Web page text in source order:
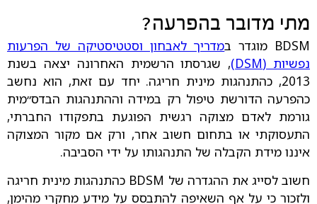
מתי מדובר בהפרעה?
BDSM מוגדר ב
מדריך לאבחון וסטטיסטיקה של הפרעות
נפשיות (DSM)
, שגרסתו הרשמית האחרונה יצאה בשנת
2013, כהתנהגות מינית חריגה. יחד עם זאת, הוא נחשב
כהפרעה הדורשת טיפול רק במידה וההתנהגות הבדס״מית
גורמת לאדם מצוקה רגשית הפוגעת בתפקודו החברתי,
התעסוקתי או בתחום חשוב אחר, ורק אם מקור המצוקה
איננו מידת הקבלה של התנהגותו על ידי הסביבה.
חשוב לסייג את ההגדרה של BDSM כהתנהגות מינית חריגה
ולזכור כי על אף השאיפה להתבסס על מידע מחקרי מהימן,